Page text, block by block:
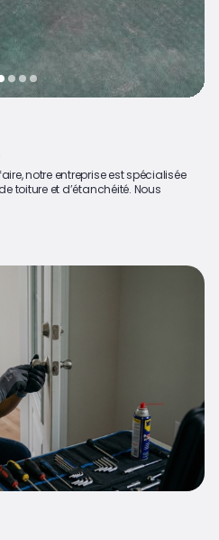
notre entreprise est spécialisée
toiture et d’étanchéité. Nous